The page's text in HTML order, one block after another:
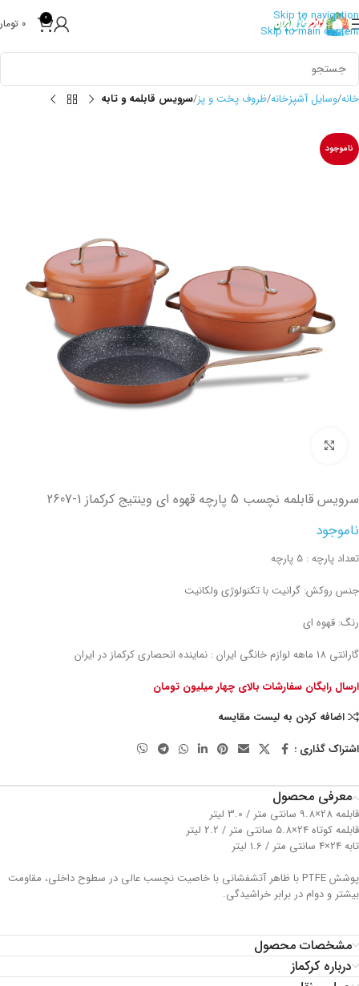
Skip to navigation
Skip to main content
0
0
خانه وسایل آشپزخانه ظروف پخت و پز سرویس قابلمه و تابه
ناموجود
سرویس قابلمه نچسب 5 پارچه قهوه ای وینتیج کرکماز 2607-1
ناموجود
تعداد پارچه : 5 پارچه
جنس روکش: گرانیت با تکنولوژی ولکانیت
رنگ: قهوه ای
گارانتی 18 ماهه لوازم خانگی ایران : نماینده انحصاری کرکماز در ایران
ارسال رایگان سفارشات بالای چهار میلیون تومان
اضافه کردن به لیست مقایسه
اشتراک گذاری :
معرفی محصول
قابلمه 28×9.8 سانتی متر / 3.0 لیتر
قابلمه کوتاه 24×5.8 سانتی متر / 2.2 لیتر
تابه 24×4 سانتی متر / 1.6 لیتر
پوشش PTFE با ظاهر آتشفشانی با خاصیت نچسب عالی در سطوح داخلی، مقاومت
بیشتر و دوام در برابر خراشیدگی.
مشخصات محصول
درباره کرکماز